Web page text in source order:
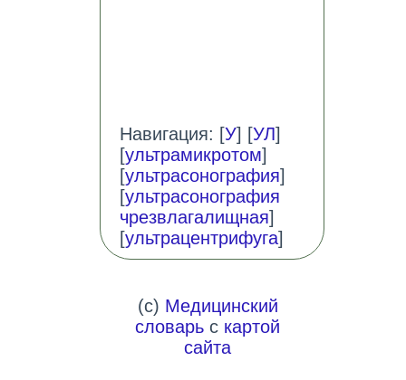
Навигация: [У] [УЛ]
[ультрамикротом]
[ультрасонография]
[ультрасонография
чрезвлагалищная]
[ультрацентрифуга]
(c) Медицинский
словарь с картой
сайта